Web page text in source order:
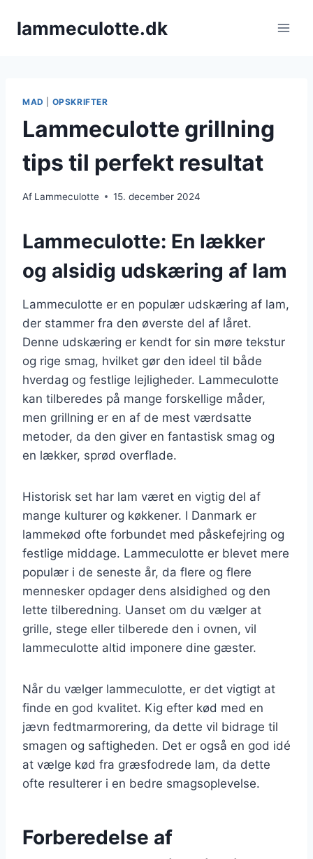
lammeculotte.dk
MAD OPSKRIFTER
Lammeculotte grillning
tips til perfekt resultat
Af Lammeculotte 15. december 2024
Lammeculotte: En lækker
og alsidig udskæring af lam
Lammeculotte er en populær udskæring af lam,
der stammer fra den øverste del af låret.
Denne udskæring er kendt for sin møre tekstur
og rige smag, hvilket gør den ideel til både
hverdag og festlige lejligheder. Lammeculotte
kan tilberedes på mange forskellige måder,
men grillning er en af de mest værdsatte
metoder, da den giver en fantastisk smag og
en lækker, sprød overflade.
Historisk set har lam været en vigtig del af
mange kulturer og køkkener. I Danmark er
lammekød ofte forbundet med påskefejring og
festlige middage. Lammeculotte er blevet mere
populær i de seneste år, da flere og flere
mennesker opdager dens alsidighed og den
lette tilberedning. Uanset om du vælger at
grille, stege eller tilberede den i ovnen, vil
lammeculotte altid imponere dine gæster.
Når du vælger lammeculotte, er det vigtigt at
finde en god kvalitet. Kig efter kød med en
jævn fedtmarmorering, da dette vil bidrage til
smagen og saftigheden. Det er også en god idé
at vælge kød fra græsfodrede lam, da dette
ofte resulterer i en bedre smagsoplevelse.
Forberedelse af